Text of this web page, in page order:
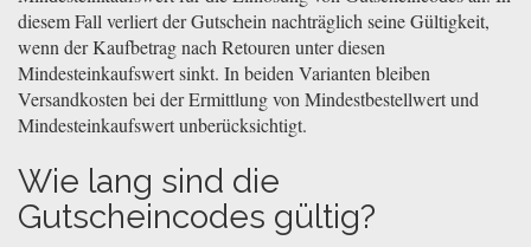
diesem Fall verliert der Gutschein nachträglich seine Gültigkeit,
wenn der Kaufbetrag nach Retouren unter diesen
Mindesteinkaufswert sinkt. In beiden Varianten bleiben
Versandkosten bei der Ermittlung von Mindestbestellwert und
Mindesteinkaufswert unberücksichtigt.
Wie lang sind die
Gutscheincodes gültig?